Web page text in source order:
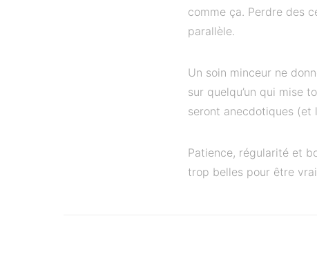
comme ça. Perdre des
parallèle.
Un soin minceur ne
sur quelqu’un qui mise
seront anecdotiques (et
Patience, régularité et
trop belles pour être